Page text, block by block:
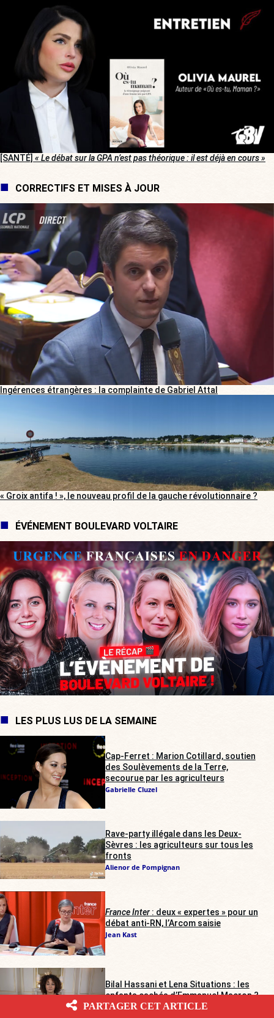
[SANTÉ] « Le débat sur la GPA n’est pas théorique : il est déjà en cours »
CORRECTIFS ET MISES À JOUR
Ingérences étrangères : la complainte de Gabriel Attal
« Groix antifa ! », le nouveau profil de la gauche révolutionnaire ?
ÉVÉNEMENT BOULEVARD VOLTAIRE
LES PLUS LUS DE LA SEMAINE
Cap-Ferret : Marion Cotillard, soutien
des Soulèvements de la Terre,
secourue par les agriculteurs
Gabrielle Cluzel
Rave-party illégale dans les Deux-
Sèvres : les agriculteurs sur tous les
fronts
Alienor de Pompignan
France Inter: deux « expertes » pour un
débat anti-RN, l’Arcom saisie
Jean Kast
Bilal Hassani et Lena Situations : les
enfants cachés d’Emmanuel Macron ?
Nicolas Gauthier
PARTAGER CET ARTICLE